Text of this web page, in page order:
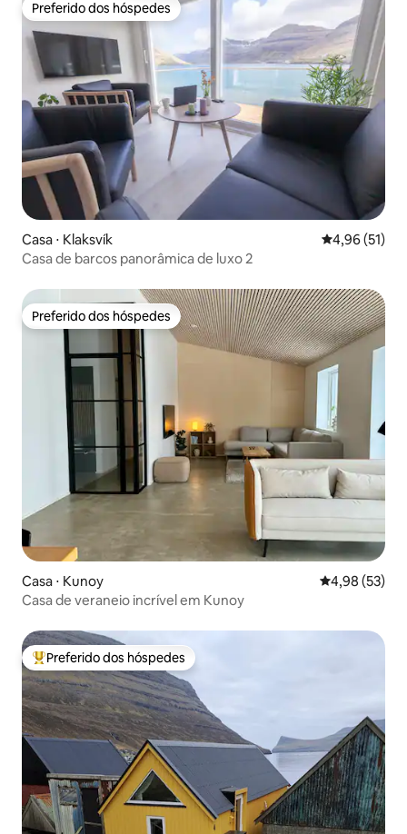
Preferido dos hóspedes
Preferido dos hóspedes
Casa ⋅ Klaksvík 4,96 de uma
4,96 (51)
Casa de barcos panorâmica de luxo 2
Preferido dos hóspedes
Preferido dos hóspedes
Casa ⋅ Kunoy 4,98 de uma
4,98 (53)
Casa de veraneio incrível em Kunoy
Entre os melhores preferidos dos hóspedes
Preferido dos hóspedes